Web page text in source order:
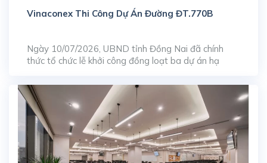
Vinaconex Thi Công Dự Án Đường ĐT.770B
Ngày 10/07/2026, UBND tỉnh Đồng Nai đã chính
thức tổ chức lễ khởi công đồng loạt ba dự án hạ
rộng đường ĐT.769, xây dựng mới đường ĐT.770B
và tuyến ĐT.773. Trong đó, tuyến đường ĐT.770B
do Tổng công ty Cổ phần Xuất nhập khẩu […]